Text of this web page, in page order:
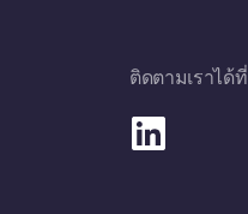
ติดตามเราได้ที่